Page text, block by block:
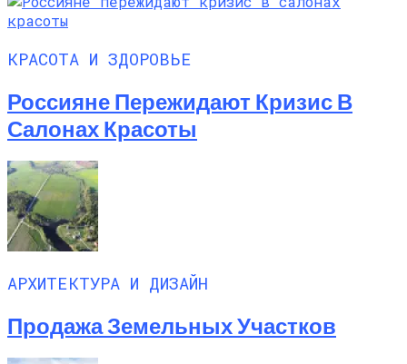
КРАСОТА И ЗДОРОВЬЕ
Россияне Пережидают Кризис В
Салонах Красоты
АРХИТЕКТУРА И ДИЗАЙН
Продажа Земельных Участков